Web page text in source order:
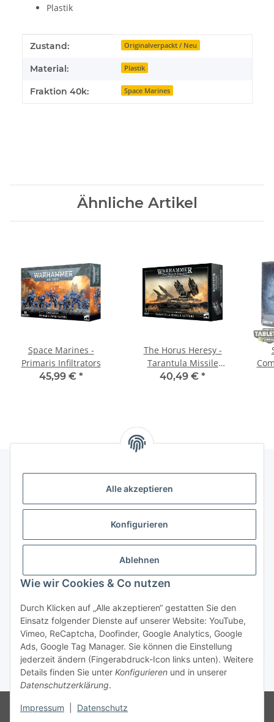
Alle akzeptieren
Konfigurieren
Ablehnen
Wie wir Cookies & Co nutzen
Durch Klicken auf „Alle akzeptieren“ gestatten Sie den
Einsatz folgender Dienste auf unserer Website: YouTube,
Vimeo, ReCaptcha, Doofinder, Google Analytics, Google
Ads, Google Tag Manager. Sie können die Einstellung
jederzeit ändern (Fingerabdruck-Icon links unten). Weitere
Details finden Sie unter Konfigurieren und in unserer
Datenschutzerklärung.
Impressum Datenschutz
Plastik
Produkteigenschaft
Wert
Zustand: Originalverpackt / Neu
Material: Plastik
Fraktion 40k: Space Marines
Ähnliche Artikel
Space Marines -
Primaris Infiltrators
45,99 € *
The Horus Heresy -
Tarantula Missile
Battery
40,49 € *
Gesetzliche Informationen
Bestellung wiederrufen
* Alle Preise inkl. gesetzlicher USt., zzgl.Versand
Besucherzähler: 74904057